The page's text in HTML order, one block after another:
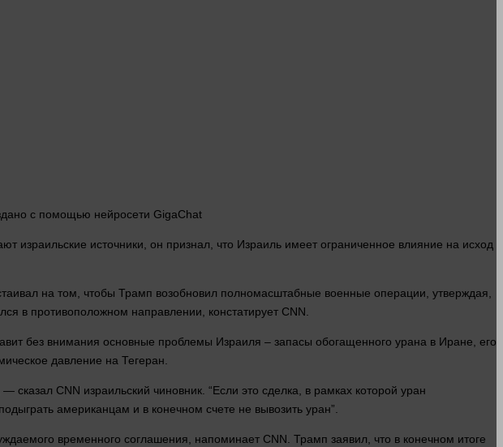
с помощью нейросети GigaChat
источники, он признал, что Израиль имеет ограниченное влияние на исход
на том, чтобы Трамп возобновил полномасштабные военные операции, утверждая,
в противоположном направлении, констатирует CNN.
без внимания основные проблемы Израиля – запасы обогащенного урана в Иране, его
давление на Тегеран.
— сказал CNN израильский чиновник. “Если это сделка, в рамках которой уран
американцам и в конечном счете не вывозить уран”.
временного соглашения, напоминает CNN. Трамп заявил, что в конечном итоге